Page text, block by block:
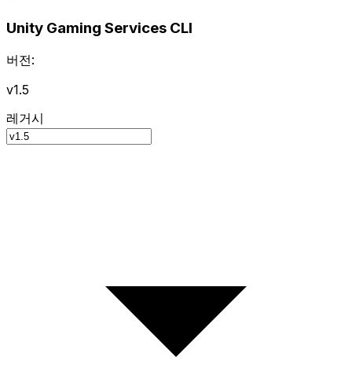
Unity Gaming Services CLI
버전:
v1.5
레거시